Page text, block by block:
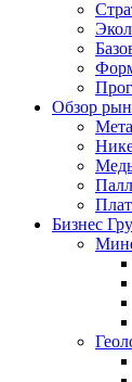
Обзор
Бизнес